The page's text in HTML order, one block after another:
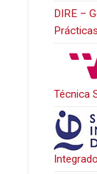
DIRE –
Técnica